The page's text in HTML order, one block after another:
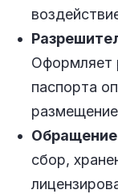
Оформляет
паспорта
сбор,